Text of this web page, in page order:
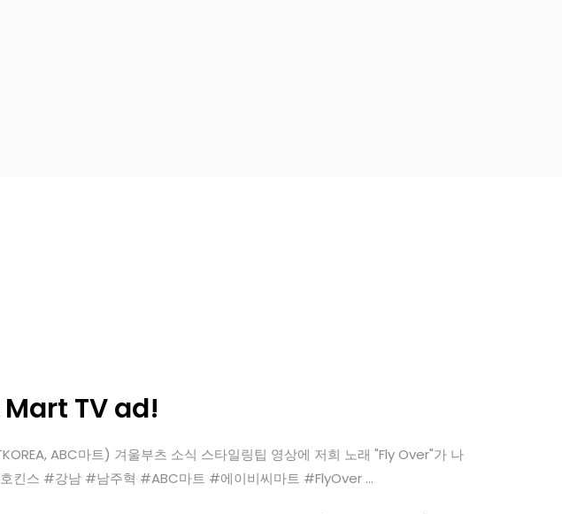
Mart TV ad!
ABC마트) 겨울부츠 소식 스타일링팁 영상에 저희 노래 "Fly Over"가 나
스 #강남 #남주혁 #ABC마트 #에이비씨마트 #FlyOver ...